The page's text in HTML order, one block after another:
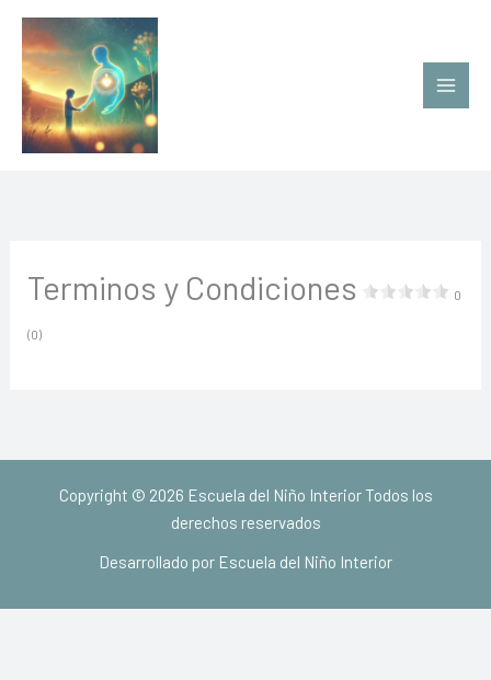
contenido
Terminos y Condiciones 0
(0)
Copyright © 2026 Escuela del Niño Interior Todos los
derechos reservados
Desarrollado por Escuela del Niño Interior